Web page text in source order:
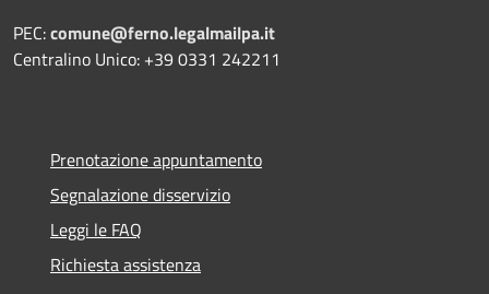
PEC:comune@ferno.legalmailpa.it
Centralino Unico: +39 0331 242211
Prenotazione appuntamento
Segnalazione disservizio
Leggi le FAQ
Richiesta assistenza